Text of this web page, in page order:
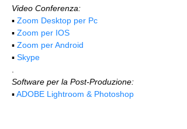
Video Conferenza:
▪️ Zoom Desktop per Pc
▪️ Zoom per IOS
▪️ Zoom per Android
▪️ Skype
Software per la Post-Produzione:
▪️ ADOBE Lightroom & Photoshop